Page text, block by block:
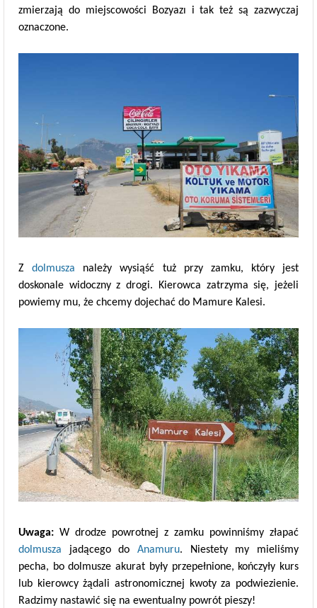
zmierzają do miejscowości Bozyazı i tak też są zazwyczaj
oznaczone.
Zdolmusza należy wysiąść tuż przy zamku, który jest
doskonale widoczny z drogi. Kierowca zatrzyma się, jeżeli
powiemy mu, że chcemy dojechać do Mamure Kalesi.
Uwaga: W drodze powrotnej z zamku powinniśmy złapać
dolmusza jadącego do Anamuru. Niestety my mieliśmy
pecha, bo dolmusze akurat były przepełnione, kończyły kurs
lub kierowcy żądali astronomicznej kwoty za podwiezienie.
Radzimy nastawić się na ewentualny powrót pieszy!